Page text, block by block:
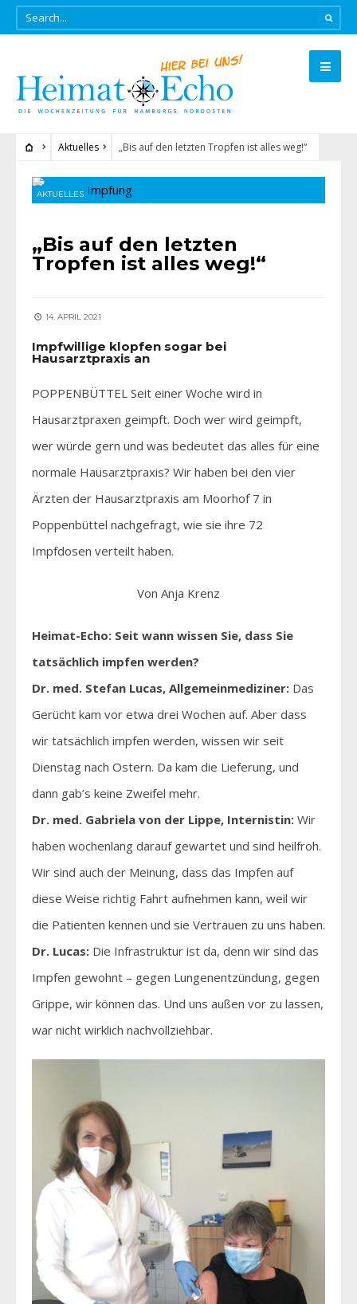
Aktuelles „Bis auf den letzten Tropfen ist alles weg!“
AKTUELLES
„Bis auf den letzten
Tropfen ist alles weg!“
14. APRIL 2021
Impfwillige klopfen sogar bei
Hausarztpraxis an
POPPENBÜTTEL Seit einer Woche wird in
Hausarztpraxen geimpft. Doch wer wird geimpft,
wer würde gern und was bedeutet das alles für eine
normale Hausarztpraxis? Wir haben bei den vier
Ärzten der Hausarztpraxis am Moorhof 7 in
Poppenbüttel nachgefragt, wie sie ihre 72
Impfdosen verteilt haben.
Von Anja Krenz
Heimat-Echo: Seit wann wissen Sie, dass Sie
tatsächlich impfen werden?
Dr. med. Stefan Lucas, Allgemeinmediziner: Das
Gerücht kam vor etwa drei Wochen auf. Aber dass
wir tatsächlich impfen werden, wissen wir seit
Dienstag nach Ostern. Da kam die Lieferung, und
dann gab’s keine Zweifel mehr.
Dr. med. Gabriela von der Lippe, Internistin: Wir
haben wochenlang darauf gewartet und sind heilfroh.
Wir sind auch der Meinung, dass das Impfen auf
diese Weise richtig Fahrt aufnehmen kann, weil wir
die Patienten kennen und sie Vertrauen zu uns haben.
Dr. Lucas: Die Infrastruktur ist da, denn wir sind das
Impfen gewohnt – gegen Lungenentzündung, gegen
Grippe, wir können das. Und uns außen vor zu lassen,
war nicht wirklich nachvollziehbar.